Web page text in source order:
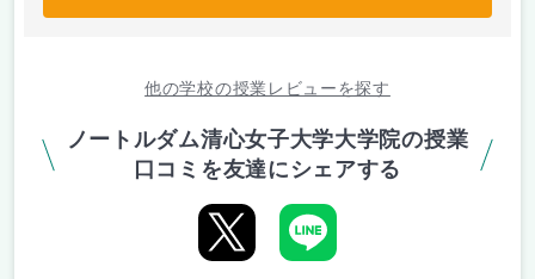
他の学校の授業レビューを探す
ノートルダム清心女子大学大学院の授業
口コミを友達にシェアする